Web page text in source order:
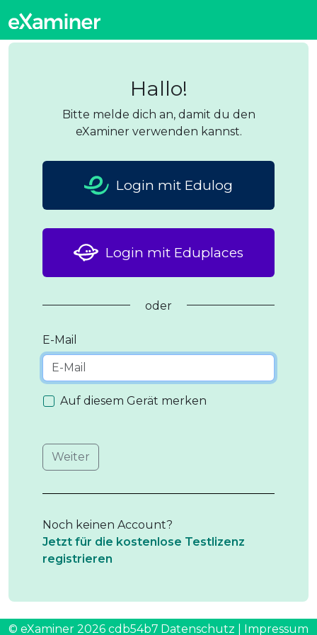
Hallo!
Bitte melde dich an, damit du den
eXaminer verwenden kannst.
Login mit Edulog
Login mit Eduplaces
oder
E-Mail
Auf diesem Gerät merken
Weiter
Noch keinen Account?
Jetzt für die kostenlose Testlizenz
registrieren
© eXaminer 2026 cdb54b7 Datenschutz Impressum